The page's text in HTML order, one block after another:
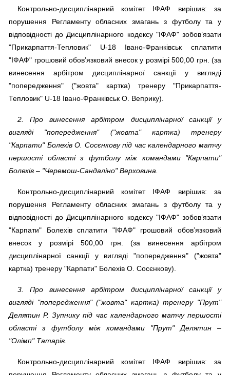
Контрольно-дисциплінарний комітет ІФАФ вирішив: за
порушення Регламенту обласних змагань з футболу та у
відповідності до Дисциплінарного кодексу "ІФАФ" зобов’язати
"Прикарпаття-Тепловик" U-18 Івано-Франківськ сплатити
"ІФАФ" грошовий обов’язковий внесок у розмірі 500,00 грн. (за
винесення арбітром дисциплінарної санкції у вигляді
"попередження" ("жовта" картка) тренеру "Прикарпаття-
Тепловик" U-18 Івано-Франківськ О. Веприку).
2. Про винесення арбітром дисциплінарної санкції у
вигляді "попередження" ("жовта" картка) тренеру
"Карпати" Болехів О. Сосєнкову під час календарного матчу
першості області з футболу між командами "Карпати"
Болехів – "Черемош-Сандаліно" Верховина.
Контрольно-дисциплінарний комітет ІФАФ вирішив: за
порушення Регламенту обласних змагань з футболу та у
відповідності до Дисциплінарного кодексу "ІФАФ" зобов’язати
"Карпати" Болехів сплатити "ІФАФ" грошовий обов’язковий
внесок у розмірі 500,00 грн. (за винесення арбітром
дисциплінарної санкції у вигляді "попередження" ("жовта"
картка) тренеру "Карпати" Болехів О. Сосєнкову).
3. Про винесення арбітром дисциплінарної санкції у
вигляді "попередження" ("жовта" картка) тренеру "Прут"
Делятин Р. Зупнику під час календарного матчу першості
області з футболу між командами "Прут" Делятин –
"Олімп" Татарів.
Контрольно-дисциплінарний комітет ІФАФ вирішив: за